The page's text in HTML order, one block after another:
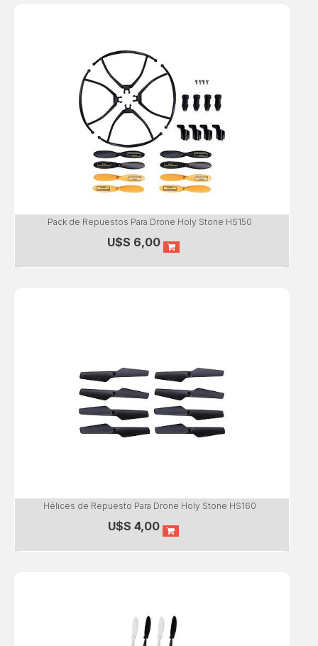
Pack de Repuestos Para Drone Holy Stone HS150
U$S 6,00
Hélices de Repuesto Para Drone Holy Stone HS160
U$S4,00